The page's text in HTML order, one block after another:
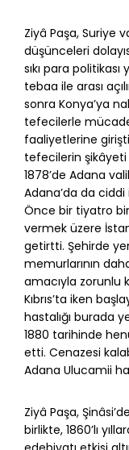
Ziyâ Paşa, Suriye
düşünceleri
sıkı para
tebaa ile arası
sonra Konya’ya
tefecilerle
faaliyetlerine
tefecilerin şikâyeti
1878’de Adana
Adana’da da ciddi
Önce bir tiyatro
vermek üzere
getirtti. Şehirde
memurlarının
amacıyla zorunlu
Kıbrıs’ta iken
hastalığı burada
1880 tarihinde
etti. Cenazesi
Adana Ulucamii
Ziyâ Paşa,
birlikte, 1860’lı